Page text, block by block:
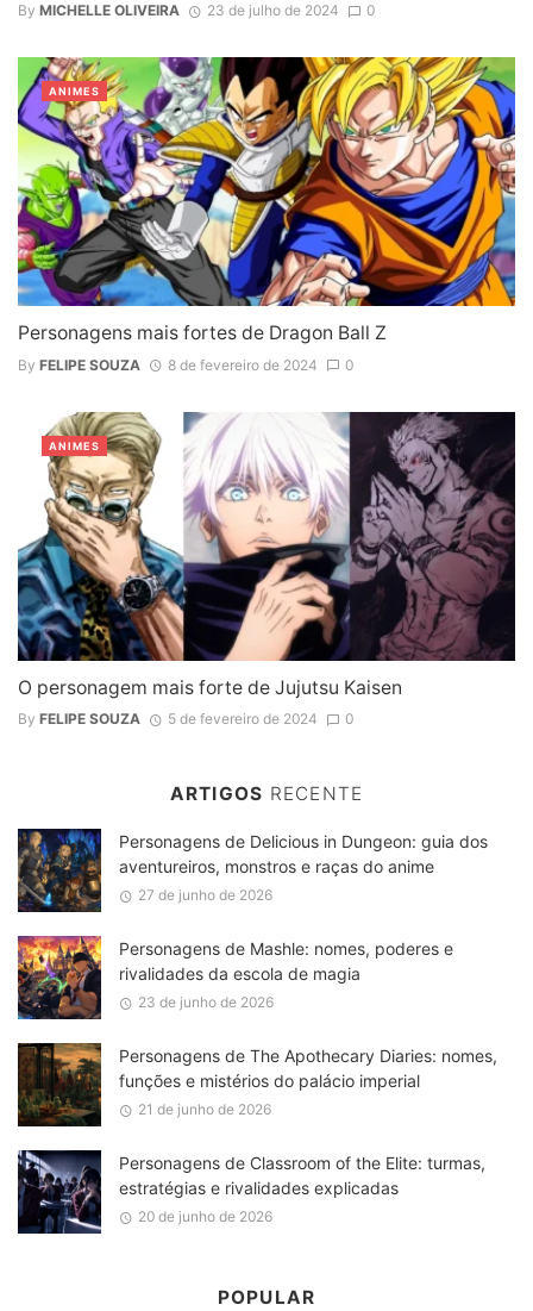
By MICHELLE OLIVEIRA 23 de julho de 2024 0
Personagens mais fortes de Dragon Ball Z
By FELIPE SOUZA 8 de fevereiro de 2024 0
ANIMES
O personagem mais forte de Jujutsu Kaisen
By FELIPE SOUZA 5 de fevereiro de 2024 0
ANIMES
ARTIGOS RECENTE
Personagens de Delicious in Dungeon: guia dos
aventureiros, monstros e raças do anime
27 de junho de 2026
Personagens de Mashle: nomes, poderes e
rivalidades da escola de magia
23 de junho de 2026
Personagens de The Apothecary Diaries: nomes,
funções e mistérios do palácio imperial
21 de junho de 2026
Personagens de Classroom of the Elite: turmas,
estratégias e rivalidades explicadas
20 de junho de 2026
POPULAR